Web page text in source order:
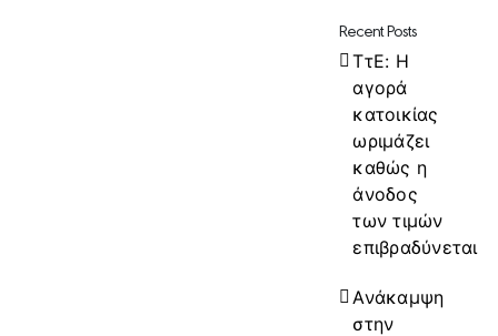
Recent Posts
ΤτΕ: Η
αγορά
κατοικίας
ωριμάζει
καθώς η
άνοδος
των τιμών
επιβραδύνεται
Ανάκαμψη
στην